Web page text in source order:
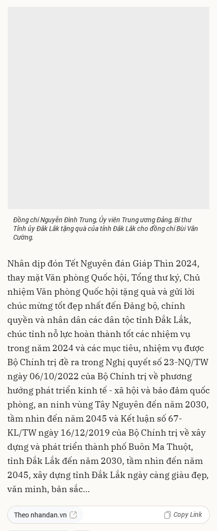
Đồng chí Nguyễn Đình Trung, Ủy viên Trung ương Đảng, Bí thư
Tỉnh ủy Đắk Lắk tặng quà của tỉnh Đắk Lắk cho đồng chí Bùi Văn
Cường.
Nhân dịp đón Tết Nguyên đán Giáp Thìn 2024,
thay mặt Văn phòng Quốc hội, Tổng thư ký, Chủ
nhiệm Văn phòng Quốc hội tặng quà và gửi lời
chúc mừng tốt đẹp nhất đến Đảng bộ, chính
quyền và nhân dân các dân tộc tỉnh Đắk Lắk,
chúc tỉnh nỗ lực hoàn thành tốt các nhiệm vụ
trong năm 2024 và các mục tiêu, nhiệm vụ được
Bộ Chính trị đề ra trong Nghị quyết số 23-NQ/TW
ngày 06/10/2022 của Bộ Chính trị về phương
hướng phát triển kinh tế - xã hội và bảo đảm quốc
phòng, an ninh vùng Tây Nguyên đến năm 2030,
tầm nhìn đến năm 2045 và Kết luận số 67-
KL/TW ngày 16/12/2019 của Bộ Chính trị về xây
dựng và phát triển thành phố Buôn Ma Thuột,
tỉnh Đắk Lắk đến năm 2030, tầm nhìn đến năm
2045, xây dựng tỉnh Đắk Lắk ngày càng giàu đẹp,
văn minh, bản sắc…
Theo nhandan.vn Copy Link